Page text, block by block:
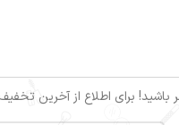
باشید! برای اطلاع از آخرین